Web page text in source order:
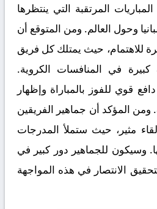
المرتقبة التي ينتظرها
وحول العالم. ومن المتوقع أن
للاهتمام، حيث يمتلك كل فريق
كبيرة في المنافسات الكروية.
قوي للفوز بالمباراة وإظهار
المؤكد أن جماهير الفريقين
مثير، حيث ستملأ المدرجات
وسيكون للجماهير دور كبير في
الانتصار في هذه المواجهة